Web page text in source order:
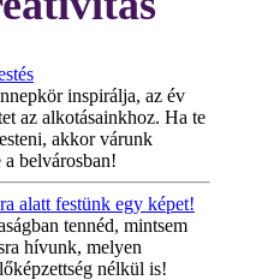
inspirálja, az év
az alkotásainkhoz. Ha te
akkor várunk
a belvárosban!
alatt festünk egy képet!
tennéd, mintsem
hívunk, melyen
nélkül is!